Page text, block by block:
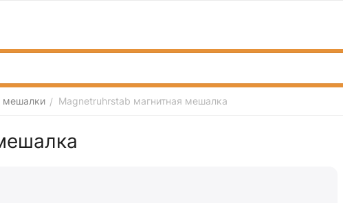
мешалки / Magnetruhrstab магнитная мешалка